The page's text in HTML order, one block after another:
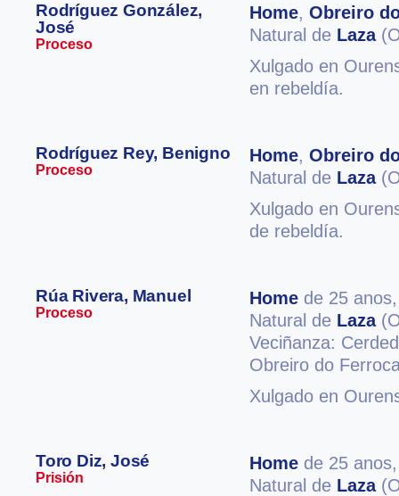
Rodríguez González,
José
Proceso
Home, Obreiro
Natural de Laza
Xulgado en
en rebeldía.
Rodríguez Rey, Benigno
Proceso
Home, Obreiro
Natural de Laza
Xulgado en
de rebeldía.
Rúa Rivera, Manuel
Proceso
Home de 25
Natural de Laza
Veciñanza:
Obreiro do
Xulgado en
Toro Diz, José
Prisión
Home de 25
Natural de Laza